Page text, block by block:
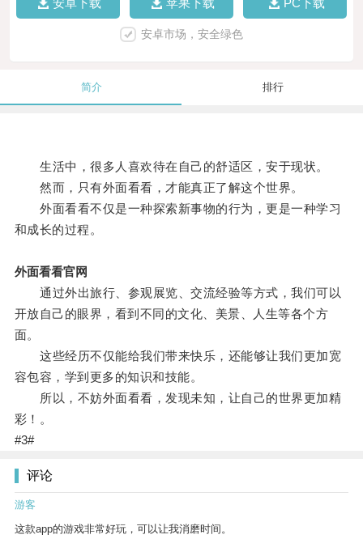
安卓下载 苹果下载 PC下载
安卓市场，安全绿色
简介 排行
生活中，很多人喜欢待在自己的舒适区，安于现状。
然而，只有外面看看，才能真正了解这个世界。
外面看看不仅是一种探索新事物的行为，更是一种学习
和成长的过程。
外面看看官网
通过外出旅行、参观展览、交流经验等方式，我们可以
开放自己的眼界，看到不同的文化、美景、人生等各个方
面。
这些经历不仅能给我们带来快乐，还能够让我们更加宽
容包容，学到更多的知识和技能。
所以，不妨外面看看，发现未知，让自己的世界更加精
彩！。
#3#
评论
游客
这款app的游戏非常好玩，可以让我消磨时间。